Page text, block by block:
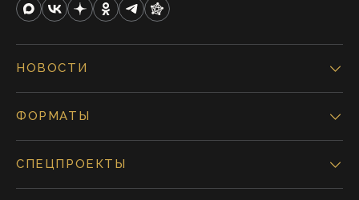
НОВОСТИ
ФОРМАТЫ
СПЕЦПРОЕКТЫ